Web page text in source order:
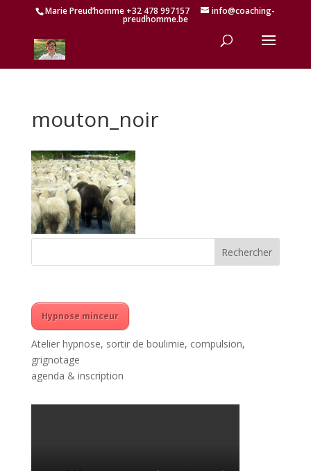
Marie Preud’homme +32 478 997157 info@coaching-
preudhomme.be
mouton_noir
Hypnose minceur
Atelier hypnose, sortir de boulimie, compulsion,
grignotage
agenda & inscription